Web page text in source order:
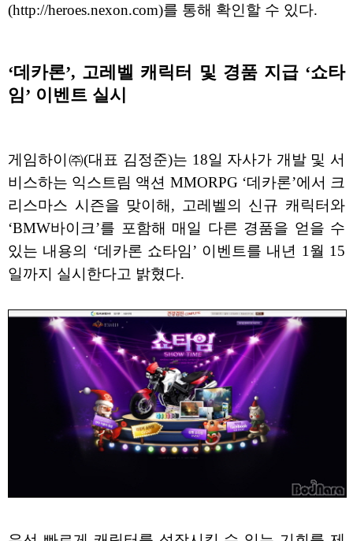
(http://heroes.nexon.com)를 통해 확인할 수 있다.
‘데카론’, 고레벨 캐릭터 및 경품 지급 ‘쇼타
임’ 이벤트 실시
게임하이㈜(대표 김정준)는 18일 자사가 개발 및 서
비스하는 익스트림 액션 MMORPG ‘데카론’에서 크
리스마스 시즌을 맞이해, 고레벨의 신규 캐릭터와
‘BMW바이크’를 포함해 매일 다른 경품을 얻을 수
있는 내용의 ‘데카론 쇼타임’ 이벤트를 내년 1월 15
일까지 실시한다고 밝혔다.